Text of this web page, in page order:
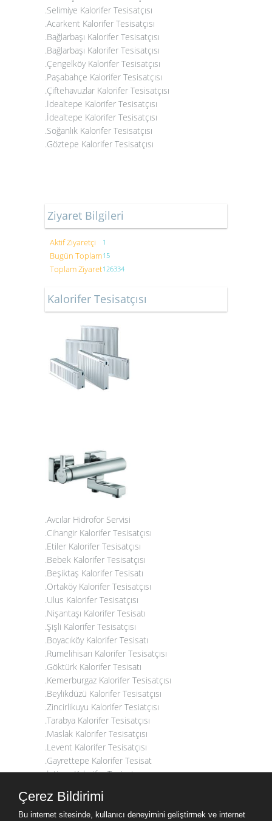
.Selimiye Kalorifer Tesisatçısı
.Acarkent Kalorifer Tesisatçısı
.Bağlarbaşı Kalorifer Tesisatçısı
.Bağlarbaşı Kalorifer Tesisatçısı
.Çengelköy Kalorifer Tesisatçısı
.Paşabahçe Kalorifer Tesisatçısı
.Çiftehavuzlar Kalorifer Tesisatçısı
.İdealtepe Kalorifer Tesisatçısı
.İdealtepe Kalorifer Tesisatçısı
.Soğanlık Kalorifer Tesisatçısı
.Göztepe Kalorifer Tesisatçısı
Ziyaret Bilgileri
Aktif Ziyaretçi 1
Bugün Toplam15
Toplam Ziyaret126334
Kalorifer Tesisatçısı
.Avcılar Hidrofor Servisi
.Cihangir Kalorifer Tesisatçısı
.Etiler Kalorifer Tesisatçısı
.Bebek Kalorifer Tesisatçısı
.Beşiktaş Kalorifer Tesisatı
.Ortaköy Kalorifer Tesisatçısı
.Ulus Kalorifer Tesisatçısı
.Nişantaşı Kalorifer Tesisatı
.Şişli Kalorifer Tesisatçısı
.Boyacıköy Kalorifer Tesisatı
.Rumelihisarı Kalorifer Tesisatçısı
.Göktürk Kalorifer Tesisatı
.Kemerburgaz Kalorifer Tesisatçısı
.Beylikdüzü Kalorifer Tesisatçısı
.Zincirlikuyu Kalorifer Tesiatçısı
.Tarabya Kalorifer Tesisatçısı
.Maslak Kalorifer Tesisatçısı
.Levent Kalorifer Tesisatçısı
.Gayrettepe Kalorifer Tesisat
.İstinye Kalorifer Tesisatçısı
.Maçka Kalorifer Tesisatçısı
.Kumburgaz Kalorifer Tesisatçısı
Çerez Bildirimi
Bu internet sitesinde, kullanıcı deneyimini geliştirmek ve internet